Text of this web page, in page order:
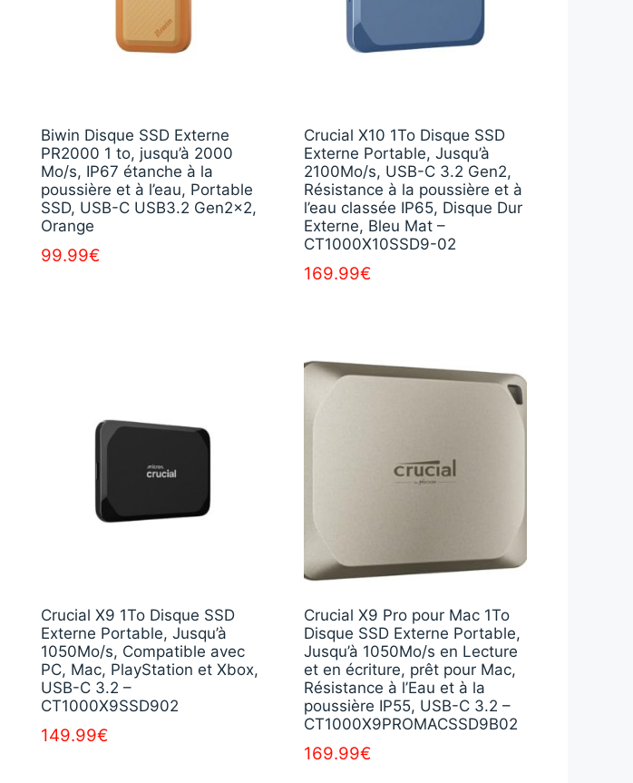
Biwin Disque SSD Externe
PR2000 1 to, jusqu’à 2000
Mo/s, IP67 étanche à la
poussière et à l’eau, Portable
SSD, USB-C USB3.2 Gen2x2,
Orange
99.99€
Crucial X10 1To Disque SSD
Externe Portable, Jusqu’à
2100Mo/s, USB-C 3.2 Gen2,
Résistance à la poussière et à
l’eau classée IP65, Disque Dur
Externe, Bleu Mat –
CT1000X10SSD9-02
169.99€
Crucial X9 1To Disque SSD
Externe Portable, Jusqu’à
1050Mo/s, Compatible avec
PC, Mac, PlayStation et Xbox,
USB-C 3.2 –
CT1000X9SSD902
149.99€
Crucial X9 Pro pour Mac 1To
Disque SSD Externe Portable,
Jusqu’à 1050Mo/s en Lecture
et en écriture, prêt pour Mac,
Résistance à l’Eau et à la
poussière IP55, USB-C 3.2 –
CT1000X9PROMACSSD9B02
169.99€